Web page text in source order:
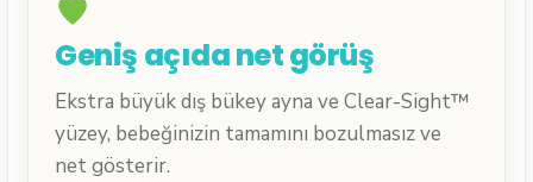
Geniş açıda net görüş
Ekstra büyük dış bükey ayna ve Clear-Sight™
yüzey, bebeğinizin tamamını bozulmasız ve
net gösterir.